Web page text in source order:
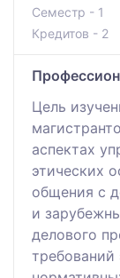
Семестр - 1
Кредитов - 2
Цель
аспектах
этических
общения с
и
делового
требований